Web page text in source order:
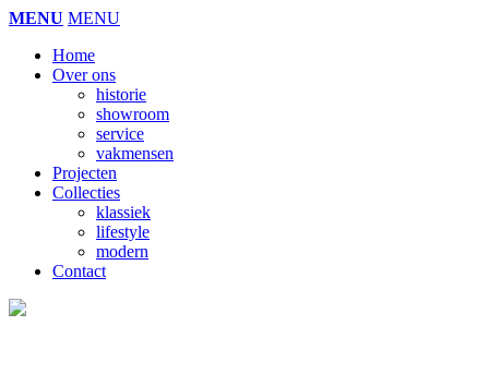
MENU MENU
Home
Over ons
historie
showroom
service
vakmensen
Projecten
Collecties
klassiek
lifestyle
modern
Contact